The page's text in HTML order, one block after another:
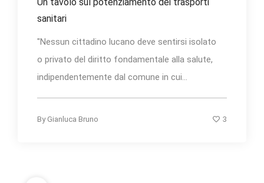
sanitari
"Nessun cittadino lucano deve sentirsi isolato
o privato del diritto fondamentale alla salute,
indipendentemente dal comune in cui...
By Gianluca Bruno 3